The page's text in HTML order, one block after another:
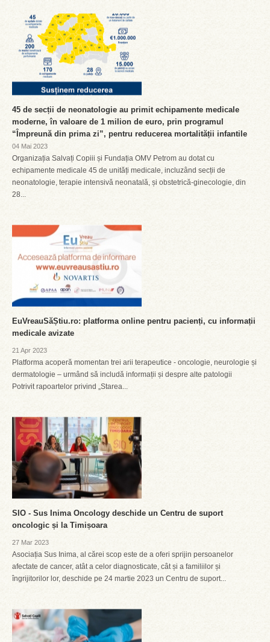
45 de secții de neonatologie au primit echipamente medicale
moderne, în valoare de 1 milion de euro, prin programul
“Împreună din prima zi”, pentru reducerea mortalității infantile
04 Mai 2023
Organizația Salvați Copiii și Fundația OMV Petrom au dotat cu
echipamente medicale 45 de unități medicale, incluzând secții de
neonatologie, terapie intensivă neonatală, și obstetrică-ginecologie, din
28...
EuVreauSăȘtiu.ro: platforma online pentru pacienți, cu informații
medicale avizate
21 Apr 2023
Platforma acoperă momentan trei arii terapeutice - oncologie, neurologie și
dermatologie – urmând să includă informații și despre alte patologii
Potrivit rapoartelor privind „Starea...
SIO - Sus Inima Oncology deschide un Centru de suport
oncologic și la Timișoara
27 Mar 2023
Asociația Sus Inima, al cărei scop este de a oferi sprijin persoanelor
afectate de cancer, atât a celor diagnosticate, cât și a familiilor și
îngrijitorilor lor, deschide pe 24 martie 2023 un Centru de suport...